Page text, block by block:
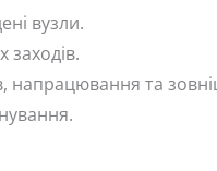
вузли.
заходів.
напрацювання та